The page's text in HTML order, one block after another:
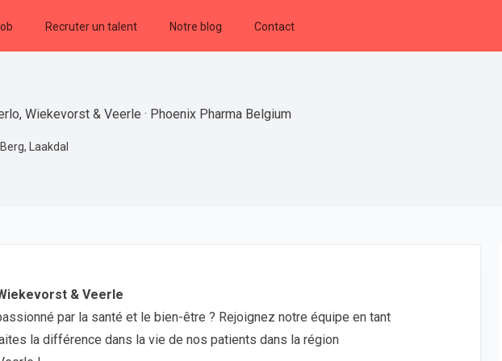
Recruter un talent Notre blog Contact
Wiekevorst & Veerle · Phoenix Pharma Belgium
Laakdal
& Veerle
par la santé et le bien-être ? Rejoignez notre équipe en tant
la différence dans la vie de nos patients dans la région